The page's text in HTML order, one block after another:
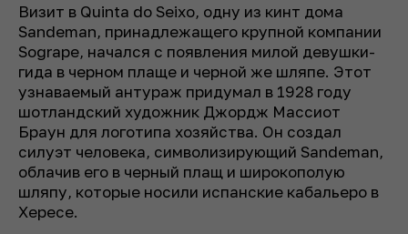
Визит в Quinta do Seixo, одну из кинт дома
Sandeman, принадлежащего крупной компании
Sogrape, начался с появления милой девушки-
гида в черном плаще и черной же шляпе. Этот
узнаваемый антураж придумал в 1928 году
шотландский художник Джордж Массиот
Браун для логотипа хозяйства. Он создал
силуэт человека, символизирующий Sandeman,
облачив его в черный плащ и широкополую
шляпу, которые носили испанские кабальеро в
Хересе.